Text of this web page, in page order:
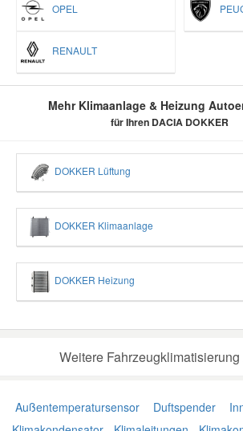
OPEL
RENAULT
Mehr Klimaanlage & Heizung
für Ihren DACIA DOKKER
DOKKER Lüftung
DOKKER Klimaanlage
DOKKER Heizung
Weitere
Außentemperatursensor Duftspender